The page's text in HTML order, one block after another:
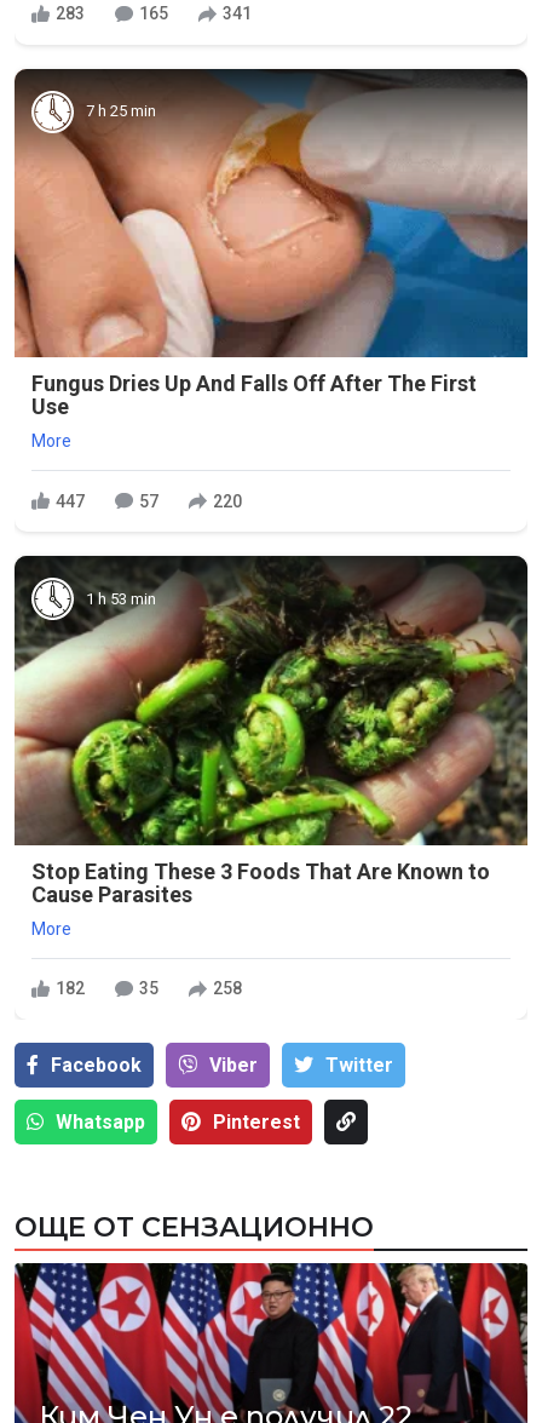
283 165 341
7 h 25 min
Fungus Dries Up And Falls Off After The First
Use
More
447 57 220
1 h 53 min
Stop Eating These 3 Foods That Are Known to
Cause Parasites
More
182 35 258
Facebook Viber Тwitter
Whatsapp Pinterest
ОЩЕ ОТ СЕНЗАЦИОННО